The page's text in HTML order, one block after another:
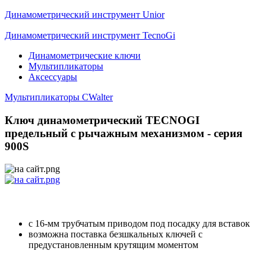
Динамометрический инструмент Unior
Динамометрический инструмент TecnoGi
Динамометрические ключи
Мультипликаторы
Аксессуары
Мультипликаторы CWalter
Ключ динамометрический TECNOGI
предельный с рычажным механизмом - серия
900S
с 16-мм трубчатым приводом под посадку для вставок
возможна поставка безшкальных ключей с
предустановленным крутящим моментом